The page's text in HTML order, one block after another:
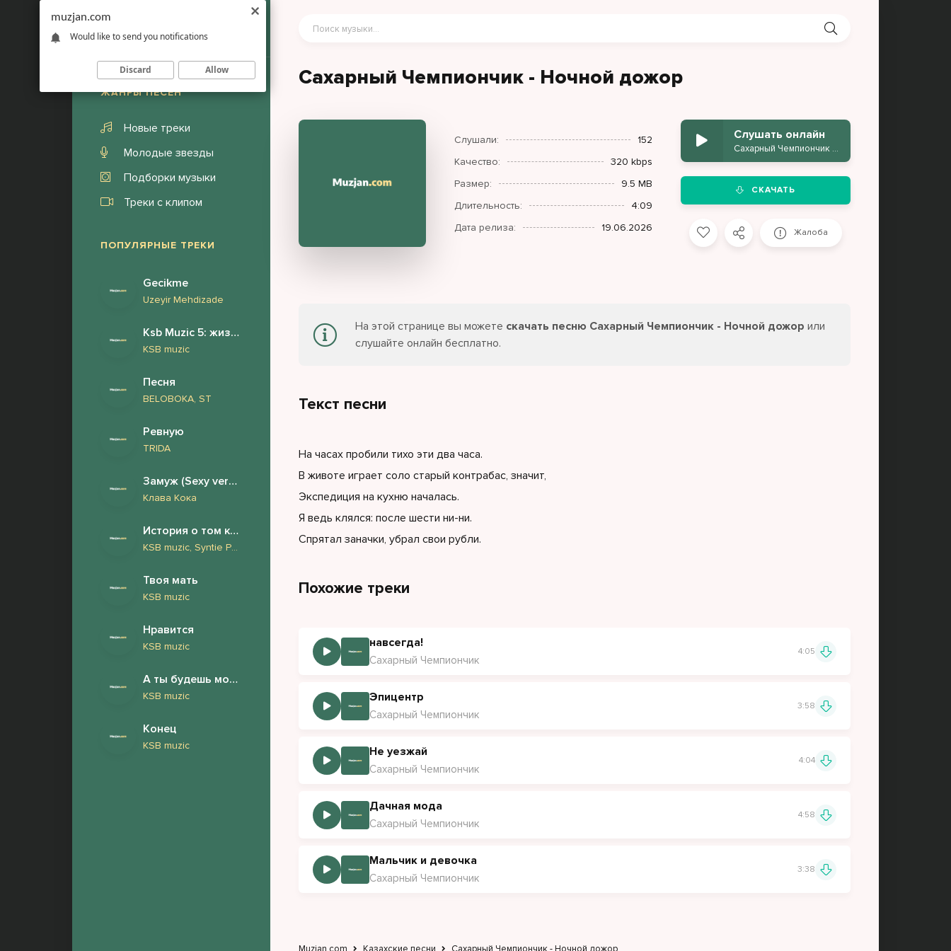
ЖАНРЫ ПЕСЕН
Новые треки
Молодые звезды
Подборки музыки
Треки с клипом
ПОПУЛЯРНЫЕ ТРЕКИ
Gecikme
Uzeyir Mehdizade
Ksb Muzic 5: жизнь и страдания Андрея Дементьева (Новый Альбом 2026)
KSB muzic
Песня
BELOBOKA, ST
Ревную
TRIDA
Замуж (Sexy version)
Клава Кока
История о том как у нашего барабанщика Андрея обнаружили фимоз и он сделал обрезание
KSB muzic, Syntie Punk
Твоя мать
KSB muzic
Нравится
KSB muzic
А ты будешь моей женой
KSB muzic
Конец
KSB muzic
Сахарный Чемпиончик - Ночной дожор
Слушали:
152
Качество:
320 kbps
Размер:
9.5 MB
Длительность:
4:09
Дата релиза:
19.06.2026
Слушать онлайн
Сахарный Чемпиончик - Ночной дожор
СКАЧАТЬ
Жалоба
На этой странице вы можете скачать песню Сахарный Чемпиончик - Ночной дожор или
слушайте онлайн бесплатно.
Текст песни
На часах пробили тихо эти два часа.
В животе играет соло старый контрабас, значит,
Экспедиция на кухню началась.
Я ведь клялся: после шести ни-ни.
Спрятал заначки, убрал свои рубли.
Похожие треки
навсегда!
Сахарный Чемпиончик
4:05
Эпицентр
Сахарный Чемпиончик
3:58
Не уезжай
Сахарный Чемпиончик
4:04
Дачная мода
Сахарный Чемпиончик
4:58
Мальчик и девочка
Сахарный Чемпиончик
3:38
muzjan.com
Would like to send you notifications
Discard Allow